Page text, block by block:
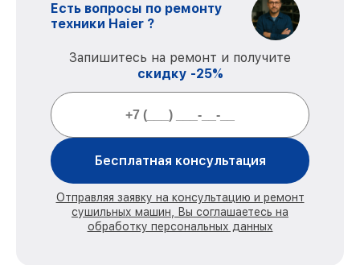
Есть вопросы по ремонту
техники Haier ?
Запишитесь на ремонт и получите
скидку -25%
Бесплатная консультация
Отправляя заявку на консультацию и ремонт
сушильных машин, Вы соглашаетесь на
обработку персональных данных